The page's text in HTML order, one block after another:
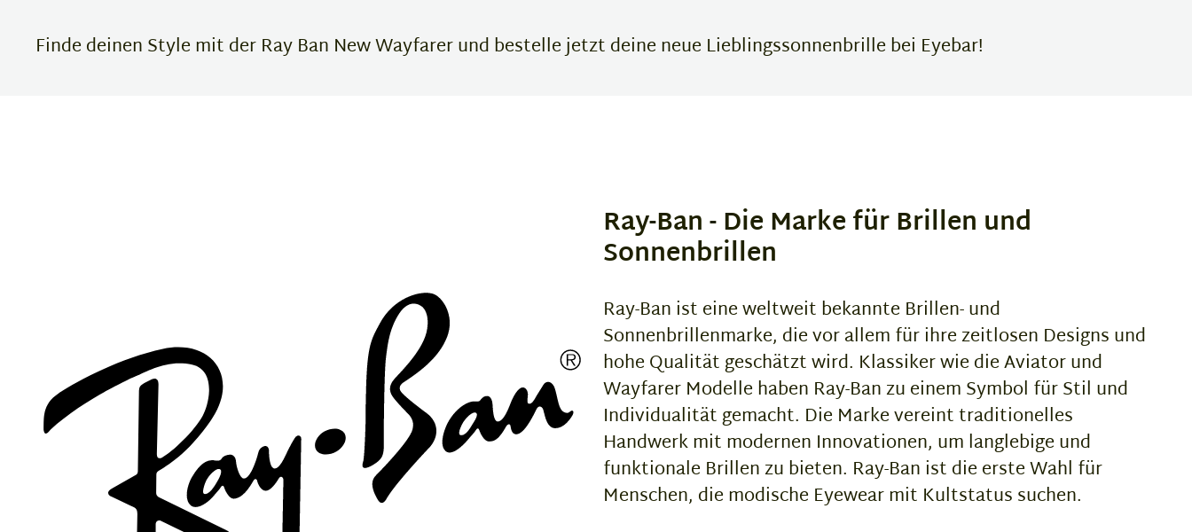
Finde deinen Style mit der Ray Ban New Wayfarer und bestelle jetzt deine neue Lieblingssonnenbrille bei Eyebar!
Ray-Ban - Die Marke für Brillen und
Sonnenbrillen
Ray-Ban ist eine weltweit bekannte Brillen- und
Sonnenbrillenmarke, die vor allem für ihre zeitlosen Designs und
hohe Qualität geschätzt wird. Klassiker wie die Aviator und
Wayfarer Modelle haben Ray-Ban zu einem Symbol für Stil und
Individualität gemacht. Die Marke vereint traditionelles
Handwerk mit modernen Innovationen, um langlebige und
funktionale Brillen zu bieten. Ray-Ban ist die erste Wahl für
Menschen, die modische Eyewear mit Kultstatus suchen.